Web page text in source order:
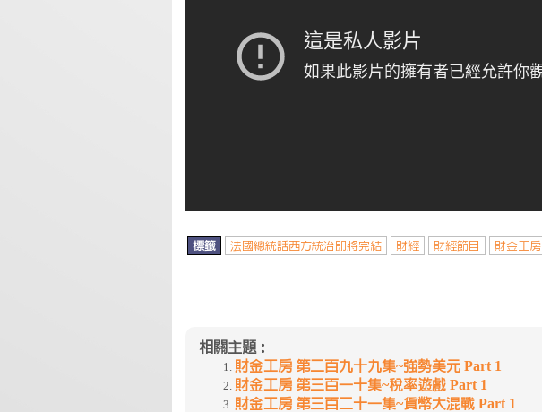
標籤 法國總統話西方統治即將完結 財經 財經節目 財金工房
相關主題：
財金工房 第二百九十九集~強勢美元 Part 1
財金工房 第三百一十集~稅率遊戲 Part 1
財金工房 第三百二十一集~貨幣大混戰 Part 1